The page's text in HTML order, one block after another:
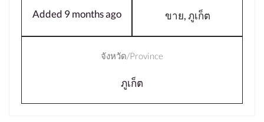
Added 9 months ago ขาย,ภูเก็ต
จังหวัด/Province
ภูเก็ต